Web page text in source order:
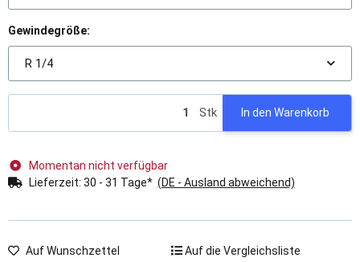
Gewindegröße:
R 1/4
Stk In den Warenkorb
Momentan nicht verfügbar
Lieferzeit: 30 - 31 Tage* (DE - Ausland abweichend)
Auf Wunschzettel Auf die Vergleichsliste